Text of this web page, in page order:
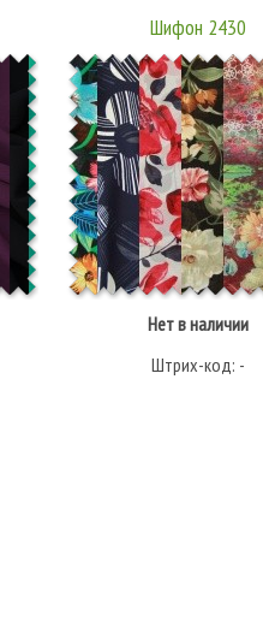
Шифон 2430
Нет в наличии
Штрих-код: -